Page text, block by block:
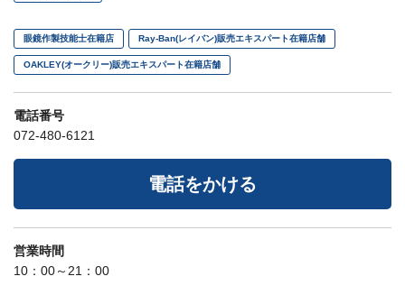
眼鏡作製技能士在籍店 Ray-Ban(レイバン)販売エキスパート在籍店舗
OAKLEY(オークリー)販売エキスパート在籍店舗
電話番号
072-480-6121
電話をかける
営業時間
10：00～21：00